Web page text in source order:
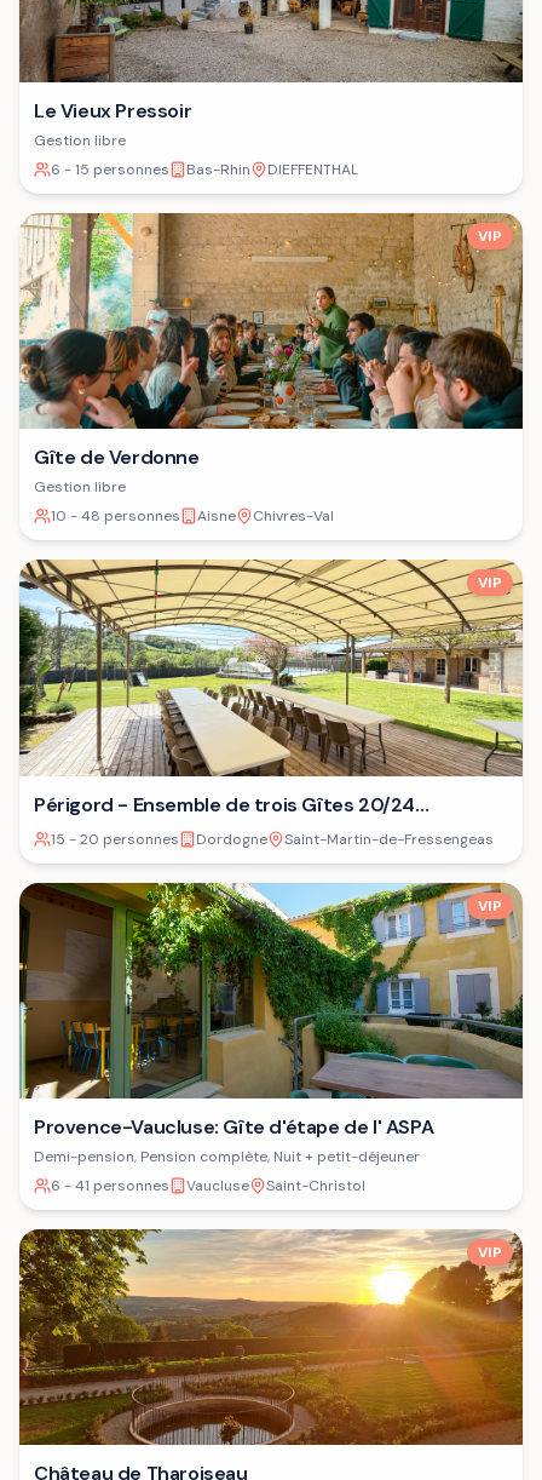
Le Vieux Pressoir
Gestion libre
6 - 15 personnes
Bas-Rhin DIEFFENTHAL
VIP
Gîte de Verdonne
Gestion libre
10 - 48 personnes
Aisne Chivres-Val
VIP
Périgord - Ensemble de trois Gîtes 20/24
personnes⁷
15 - 20 personnes Dordogne Saint-Martin-de-Fressengeas
VIP
Provence-Vaucluse: Gîte d'étape de l' ASPA
Demi-pension, Pension complète, Nuit + petit-déjeuner
6 - 41 personnes
Vaucluse Saint-Christol
VIP
Château de Tharoiseau